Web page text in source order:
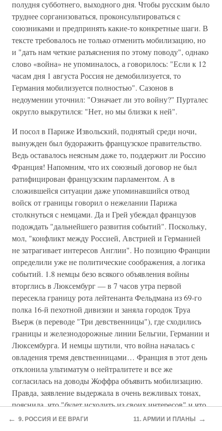
полудня субботнего, выходного дня. Чтобы русским было
труднее сорганизоваться, проконсультироваться с
союзниками и предпринять какие-то конкретные шаги. В
тексте требовалось не только отменить мобилизацию, но
и "дать нам четкие разъяснения по этому поводу", однако
слово «война» не упоминалось, а говорилось: "Если к 12
часам дня 1 августа Россия не демобилизуется, то
Германия мобилизуется полностью". Сазонов в
недоумении уточнил: "Означает ли это войну?" Пурталес
округло выкрутился: "Нет, но мы близки к ней".
И посол в Париже Извольский, поднятый среди ночи,
вынужден был будоражить французское правительство.
Ведь оставалось неясным даже то, поддержит ли Россию
Франция! Напомним, что их союзный договор не был
ратифицирован французским парламентом. А в
сложившейся ситуации даже упоминавшийся отвод
войск от границы говорил о нежелании Парижа
столкнуться с немцами. Да и Грей убеждал французов
подождать "дальнейшего развития событий". Поскольку,
мол, "конфликт между Россией, Австрией и Германией
не затрагивает интересов Англии". Но позицию Франции
определили уже не политические соображения, а логика
событий. 1.8 немцы безо всякого объявления войны
вторглись в Люксембург — в 7 часов утра первой
пересекла границу рота лейтенанта Фельдмана из 69-го
полка 16-й пехотной дивизии и заняла городок Труа
Вьерж (в переводе "Три девственницы"), где сходились
границы и железнодорожные линии Бельгии, Германии и
Люксембурга. И немцы шутили, что война началась с
овладения тремя девственницами… Франция в этот день
отклонила ультиматум о нейтралитете и все же
согласилась на доводы Жоффра объявить мобилизацию.
Правда, заявление выдержала в очень вежливых тонах,
пояснила, что "будет исходить из своих интересов" и что
"мобилизация — это не война".
← 9. РОССИЯ И ЕЕ ВРАГИ 11. АРМИИ И ПЛАНЫ →